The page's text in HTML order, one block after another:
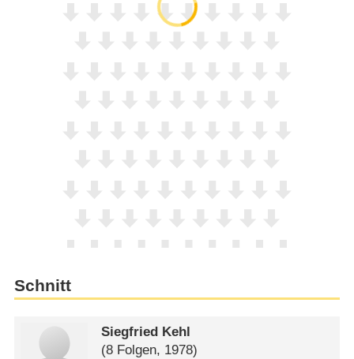
Schnitt
Siegfried Kehl
(8 Folgen, 1978)